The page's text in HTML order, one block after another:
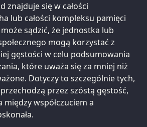
znajduje się w całości
lub całości kompleksu pamięci
sądzić, że jednostka lub
mogą korzystać z
gęstości w celu podsumowania
które uważa się za mniej niż
Dotyczy to szczególnie tych,
przez szóstą gęstość,
współczuciem a